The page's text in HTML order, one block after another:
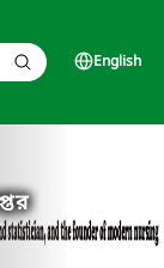
English